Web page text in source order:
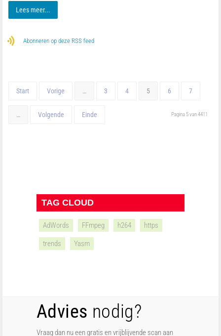
Lees meer...
Abonneren op deze RSS feed
Start Vorige … 3 4 5 6 7
… Volgende Einde Pagina 5 van 4411
TAG CLOUD
AdWords FFmpeg h264 https
trends Yasm
Advies nodig?
Vraag dan nu een gratis en vrijblijvende scan aan